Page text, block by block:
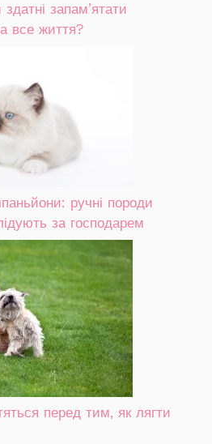
запам’ятати
все життя?
ручні породи
за господарем
перед тим, як лягти